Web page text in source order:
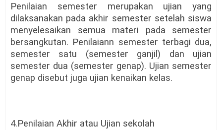
Penilaian semester merupakan ujian yang
dilaksanakan pada akhir semester setelah siswa
menyelesaikan semua materi pada semester
bersangkutan. Penilaiann semester terbagi dua,
semester satu (semester ganjil) dan ujian
semester dua (semester genap). Ujian semester
genap disebut juga ujian kenaikan kelas.
4.Penilaian Akhir atau Ujian sekolah